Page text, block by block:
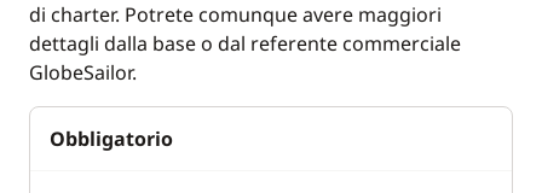
di charter. Potrete comunque avere maggiori
dettagli dalla base o dal referente commerciale
GlobeSailor.
Obbligatorio